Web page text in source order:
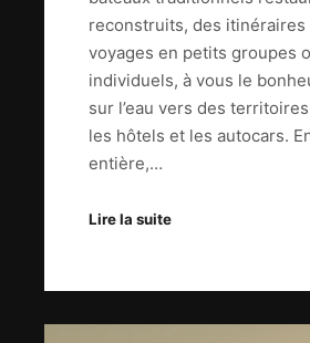
reconstruits, des itinéraires
voyages en petits groupes
individuels, à vous le
sur l’eau vers des
les hôtels et les autocars.
entière,…
Lire la suite